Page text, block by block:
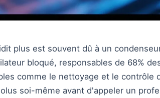
plus est souvent dû à un
bloqué, responsables de 68%
comme le nettoyage et le contrôle
soi-même avant d'appeler un